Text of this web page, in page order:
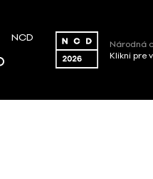
NCD
Národná
Klikni pre